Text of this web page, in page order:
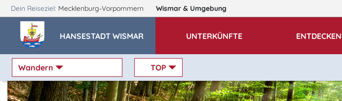
Dein Reiseziel: Mecklenburg-Vorpommern Wismar & Umgebung
HANSESTADT WISMAR UNTERKÜNFTE ENTDECKEN
Wandern TOP